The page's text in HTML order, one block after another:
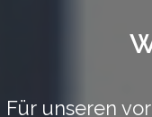
Für unseren